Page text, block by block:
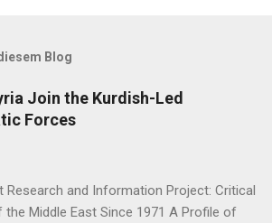
Blog
Join the Kurdish-Led
Forces
Research and Information Project: Critical
the Middle East Since 1971 A Profile of